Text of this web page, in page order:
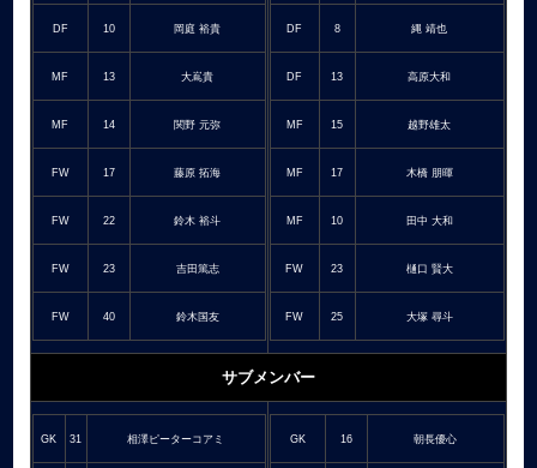
DF 10 岡庭 裕貴
MF 13 大嶌貴
MF 14 関野 元弥
FW 17 藤原 拓海
FW 22 鈴木 裕斗
FW 23 吉田篤志
FW 40 鈴木国友
DF 8 縄 靖也
DF 13 高原大和
MF 15 越野雄太
MF 17 木橋 朋暉
MF 10 田中 大和
FW 23 樋口 賢大
FW 25 大塚 尋斗
サブメンバー
GK 31 相澤ピーターコアミ GK 16 朝長優心